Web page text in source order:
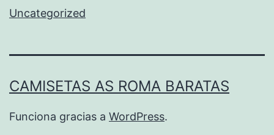
Uncategorized
CAMISETAS AS ROMA BARATAS
Funciona gracias a WordPress.